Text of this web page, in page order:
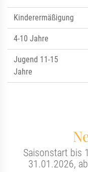
Kinderermäßigung
4-10 Jahre
Jugend 11-15
Jahre
Saisonstart bis
31.01.2026,